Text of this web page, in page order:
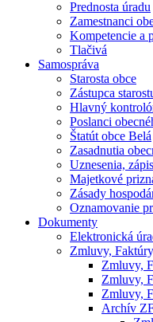
Prednosta úradu
Zamestnanci
Kompetencie a
Tlačivá
Samospráva
Starosta obce
Zástupca
Hlavný
Poslanci
Štatút obce Belá
Zasadnutia
Uznesenia,
Majetkové
Zásady
Oznamovanie
Dokumenty
Elektronická
Zmluvy,
Zmluvy,
Zmluvy,
Zmluvy,
Archív